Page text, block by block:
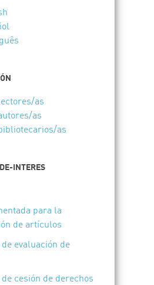
as
as
as
INTERES
para la
de artículos
evaluación de
cesión de derechos